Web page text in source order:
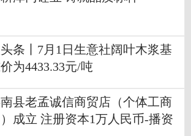
条丨7月1日生意社阔叶木浆基
为4433.33元/吨
县老孟诚信商贸店（个体工商
）成立 注册资本1万人民币-播资